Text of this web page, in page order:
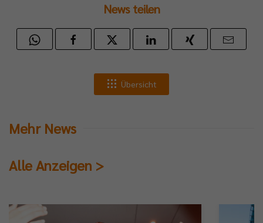
News teilen
Übersicht
Mehr News
Alle Anzeigen >